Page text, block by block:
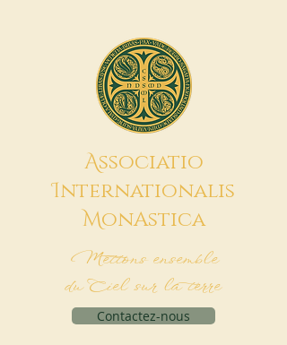
Associatio
Internationalis
MonAstica
Mettons ensemble
du Ciel sur la terre
Contactez-nous